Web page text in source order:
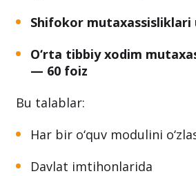
Shifokor mutaxassisliklari
O‘rta tibbiy xodim
— 60 foiz
Bu talablar:
Har bir o‘quv modulini
Davlat imtihonlarida